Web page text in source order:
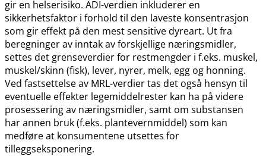
gir en helserisiko. ADI-verdien inkluderer en
sikkerhetsfaktor i forhold til den laveste konsentrasjon
som gir effekt på den mest sensitive dyreart. Ut fra
beregninger av inntak av forskjellige næringsmidler,
settes det grenseverdier for restmengder i f.eks. muskel,
muskel​/​skinn (fisk), lever, nyrer, melk, egg og honning.
Ved fastsettelse av MRL-verdier tas det også hensyn til
eventuelle effekter legemiddelrester kan ha på videre
prosessering av næringsmidler, samt om substansen
har annen bruk (f.eks. plantevernmiddel) som kan
medføre at konsumentene utsettes for
tilleggseksponering.